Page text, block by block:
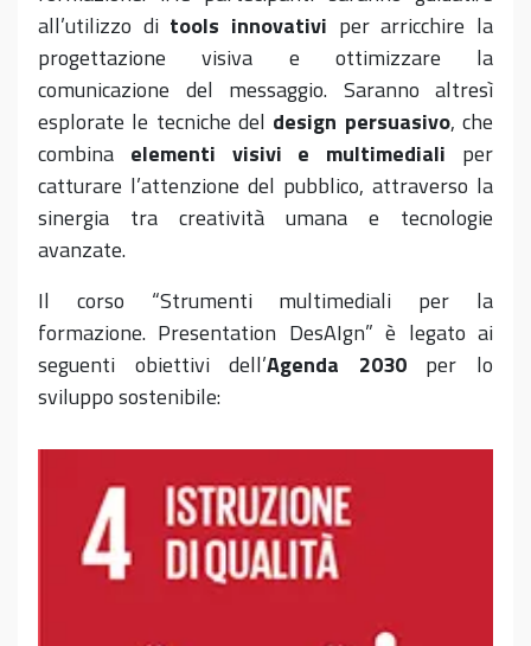
all’utilizzo di tools innovativi per arricchire la
progettazione visiva e ottimizzare la
comunicazione del messaggio. Saranno altresì
esplorate le tecniche del design persuasivo, che
combina elementi visivi e multimediali per
catturare l’attenzione del pubblico, attraverso la
sinergia tra creatività umana e tecnologie
avanzate.
Il corso “Strumenti multimediali per la
formazione. Presentation DesAIgn” è legato ai
seguenti obiettivi dell’Agenda 2030per lo
sviluppo sostenibile: